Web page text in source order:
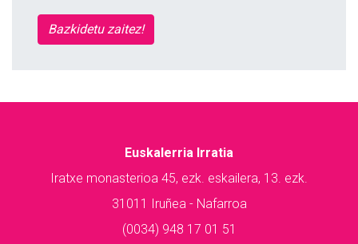
Bazkidetu zaitez!
Euskalerria Irratia
Iratxe monasterioa 45, ezk. eskailera, 13. ezk.
31011 Iruñea - Nafarroa
(0034) 948 17 01 51